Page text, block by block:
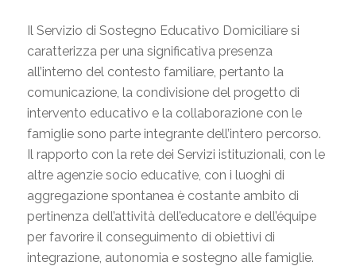
Il Servizio di Sostegno Educativo Domiciliare si
caratterizza per una significativa presenza
all’interno del contesto familiare, pertanto la
comunicazione, la condivisione del progetto di
intervento educativo e la collaborazione con le
famiglie sono parte integrante dell’intero percorso.
Il rapporto con la rete dei Servizi istituzionali, con le
altre agenzie socio educative, con i luoghi di
aggregazione spontanea è costante ambito di
pertinenza dell’attività dell’educatore e dell’équipe
per favorire il conseguimento di obiettivi di
integrazione, autonomia e sostegno alle famiglie.